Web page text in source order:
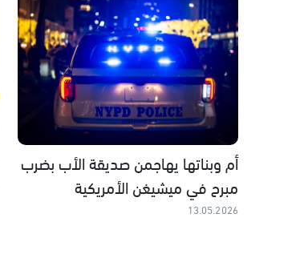
أم وبناتها يهاجمن صديقة الأب بضرب
مبرح في ميشيغن الأمريكية
13.05.2026